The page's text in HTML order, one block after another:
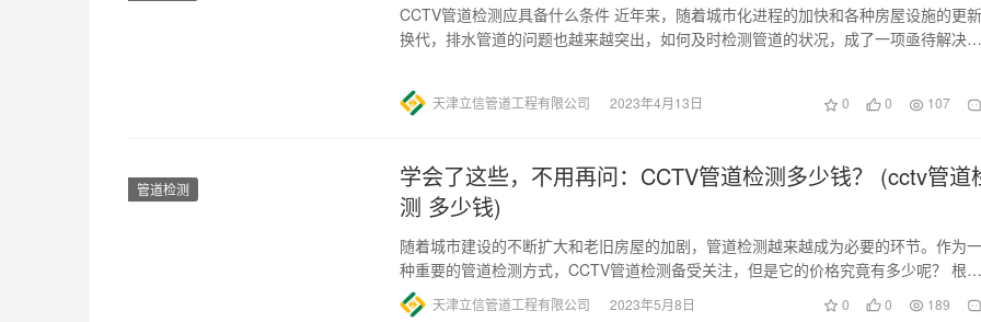
CCTV管道检测应具备什么条件 近年来，随着城市化进程的加快和各种房屋设施的更新
换代，排水管道的问题也越来越突出，如何及时检测管道的状况，成了一项亟待解决的
天津立信管道工程有限公司 2023年4月13日 0 0 107
管道检测
学会了这些，不用再问：CCTV管道检测多少钱？ (cctv管道
测 多少钱)
随着城市建设的不断扩大和老旧房屋的加剧，管道检测越来越成为必要的环节。作为一
种重要的管道检测方式，CCTV管道检测备受关注，但是它的价格究竟有多少呢？ 根据
相关资料显示，CCTV管…
天津立信管道工程有限公司 2023年5月8日 0 0 189